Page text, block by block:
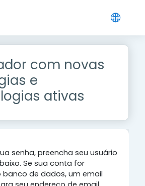
com novas
e
ativas
senha, preencha seu usuário
Se sua conta for
de dados, um email